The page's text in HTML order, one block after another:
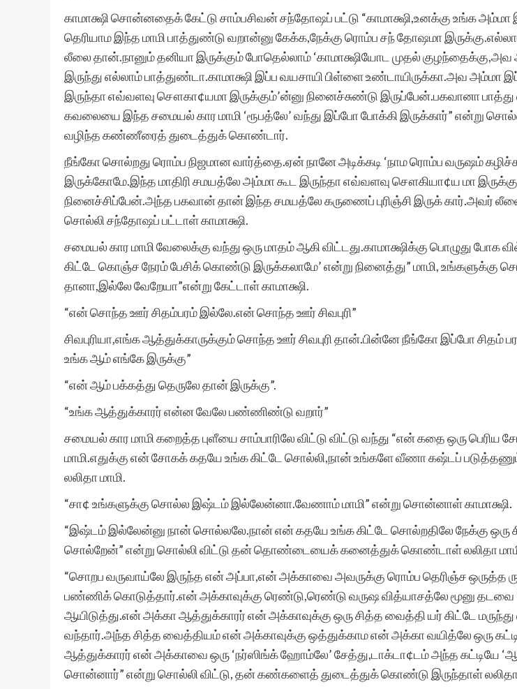
காமாக்ஷி சொன்னதைக் கேட்டு சாம்பசிவன் சந்தோஷப் பட்டு “காமாக்ஷி,உனக்கு உங்க
தெரியாம இந்த மாமி பாத்துண்டு வறான்னு கேக்க,நேக்கு ரொம்ப சந் தோஷமா
லீலை தான்.நானும் தனியா இருக்கும் போதெல்லாம் ‘காமாக்ஷியோட முதல் குழந்தைக்கு,அவ
இருந்து எல்லாம் பாத்துண்டா.காமாக்ஷி இப்ப வயசாயி பிள்ளை உண்டாயிருக்கா.அவ அம்மா
இருந்தா எவ்வளவு சௌகா¢யமா இருக்கும்’ன்னு நினைச்சுண்டு இருப்பேன்.பகவானா
கவலையை இந்த சமையல் கார மாமி ‘ரூபத்லே’ வந்து இப்போ போக்கி இருக்கார்” என்று
வழிந்த கண்ணீரைத் துடைத்துக் கொண்டார்.
நீங்கோ சொல்றது ரொம்ப நிஜமான வார்த்தை.ஏன் நானே அடிக்கடி ‘நாம ரொம்ப வருஷம்
இருக்கோமே.இந்த மாதிரி சமயத்லே அம்மா கூட இருந்தா எவ்வளவு சௌகியா¢ய மா
நினைச்சிப்பேன்.அந்த பகவான் தான் இந்த சமயத்லே கருணைப் புரிஞ்சி இருக் கார்.அவர்
சொல்லி சந்தோஷப் பட்டாள் காமாக்ஷி.
சமையல் கார மாமி வேலைக்கு வந்து ஒரு மாதம் ஆகி விட்டது.காமாக்ஷிக்கு பொழுது போக
கிட்டே கொஞ்ச நேரம் பேசிக் கொண்டு இருக்கலாமே’ என்று நினைத்து” மாமி, உங்களுக்கு
தானா,இல்லே வேறேயா”என்று கேட்டாள் காமாக்ஷி.
“என் சொந்த ஊர் சிதம்பரம் இல்லே.என் சொந்த ஊர் சிவபுரி”
சிவபுரியா,எங்க ஆத்துக்காருக்கும் சொந்த ஊர் சிவபுரி தான்.பின்னே நீங்கோ இப்போ சிதம்
உங்க ஆம் எங்கே இருக்கு”
“என் ஆம் பக்கத்து தெருலே தான் இருக்கு”.
“உங்க ஆத்துக்காரர் என்ன வேலே பண்ணிண்டு வறார்”
சமையல் கார மாமி கறைத்த புளீயை சாம்பாரிலே விட்டு விட்டு வந்து “என் கதை ஒரு பெரிய
மாமி.எதுக்கு என் சோகக் கதயே உங்க கிட்டே சொல்லி,நான் உங்களே வீணா கஷ்டப்
லலிதா மாமி.
“சா¢ உங்களுக்கு சொல்ல இஷ்டம் இல்லேன்னா.வேணாம் மாமி” என்று சொன்னாள் காமாக்ஷி.
“இஷ்டம் இல்லேன்னு நான் சொல்லலே.நான் என் கதயே உங்க கிட்டே சொல்றதிலே நேக்கு ஒரு
சொல்றேன்” என்று சொல்லி விட்டு தன் தொண்டையைக் கனைத்துக் கொண்டாள் லலிதா
“சொறப வருவாய்லே இருந்த என் அப்பா,என் அக்காவை அவருக்கு ரொம்ப தெரிஞ்ச ஒருத்த
பண்ணிக் கொடுத்தார்.என் அக்காவுக்கு ரெண்டு,ரெண்டு வருஷ வித்யாசத்லே மூனு தடவை
ஆயிடுத்து.என் அக்கா ஆத்துக்காரர் என் அக்காவுக்கு ஒரு சித்த வைத்தி யர் கிட்டே
வந்தார்.அந்த சித்த வைத்தியம் என் அக்காவுக்கு ஒத்துக்காம என் அக்கா வயித்லே ஒரு
ஆத்துக்காரர் என் அக்காவை ஒரு ‘நர்ஸிங்க் ஹோம்லே’ சேத்து,டாக்டா¢டம் அந்த கட்டியே
சொன்னார்” என்று சொல்லி விட்டு, தன் கண்களைத் துடைத்துக் கொண்டு இருந்தாள் லலிதா
பதியும்
வடிவில்
தனியே